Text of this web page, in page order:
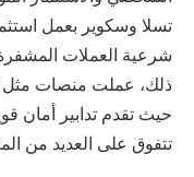
تسلا وسكوير بعمل
شرعية العملات
ذلك، عملت منصات مثل
حيث تقدم تدابير أمان
تتفوق على العديد من